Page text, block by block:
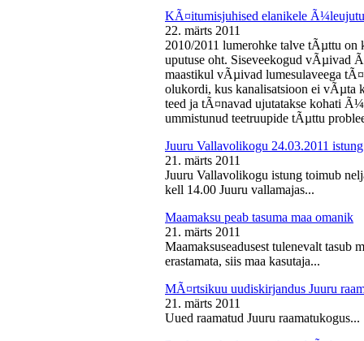
KÃ¤itumisjuhised elanikele
22. märts 2011
2010/2011 lumerohke talve tÃµttu on
uputuse oht. Siseveekogud vÃµivad
maastikul vÃµivad lumesulaveega
olukordi, kus kanalisatsioon ei vÃµta
teed ja tÃ¤navad ujutatakse kohati
ummistunud teetruupide tÃµttu
Juuru Vallavolikogu 24.03.2011 istung
21. märts 2011
Juuru Vallavolikogu istung toimub
kell 14.00 Juuru vallamajas...
Maamaksu peab tasuma maa omanik
21. märts 2011
Maamaksuseadusest tulenevalt tasub
erastamata, siis maa kasutaja...
MÃ¤rtsikuu uudiskirjandus Juuru
21. märts 2011
Uued raamatud Juuru raamatukogus...